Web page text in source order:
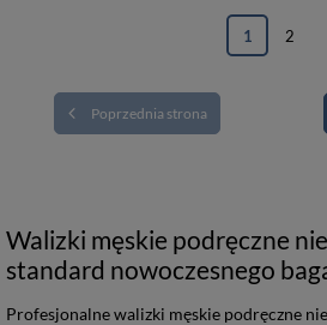
Poprzednia strona
1 2
Walizki męskie podręczne
standard nowoczesnego
Profesjonalne walizki męskie podręczne